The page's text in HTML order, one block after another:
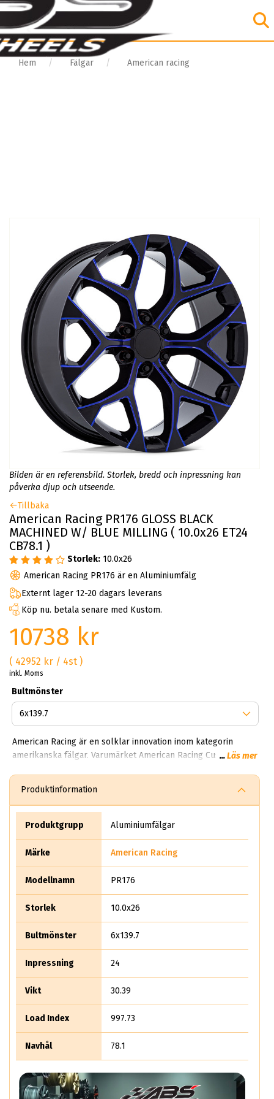
Hem Fälgar American racing
Bilden är en referensbild. Storlek, bredd och inpressning kan
påverka djup och utseende.
Tillbaka
American Racing PR176 GLOSS BLACK
MACHINED W/ BLUE MILLING ( 10.0x26 ET24
CB78.1 )
Storlek: 10.0x26
American Racing PR176 är en Aluminiumfälg
Externt lager 12-20 dagars leverans
Köp nu. betala senare med Kustom.
10738 kr
( 42952 kr / 4st )
inkl. Moms
Bultmönster
American Racing är en solklar innovation inom kategorin
amerikanska fälgar. Varumärket American Racing Custom
Torq Thrust, AR Forged, Heritage och nyheten Modern Wheels.
Vi kan dessvärre inte erbjuda alla modeller då vi valt att rikta
in oss på de populärare alternativen som exempelvis AR921
AR916, VN504 och AR605M. Är du på jakt efter någon specifik
08 591 217 77
...Läs mer
Produktinformation
Produktgrupp Aluminiumfälgar
Märke American Racing
Modellnamn PR176
Storlek 10.0x26
Bultmönster 6x139.7
Inpressning 24
Vikt 30.39
Load Index 997.73
Navhål 78.1